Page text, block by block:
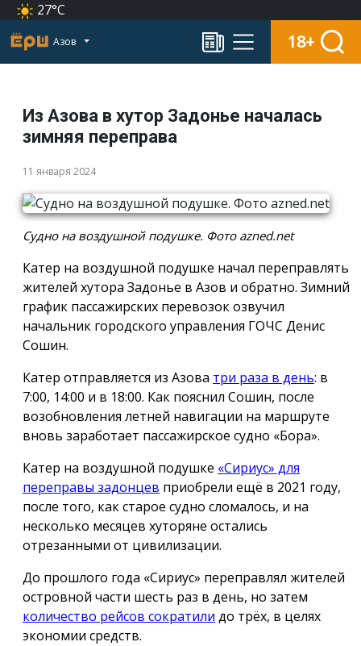
27°C
Азов 18+
Из Азова в хутор Задонье началась
зимняя переправа
11 января 2024
Судно на воздушной подушке. Фото azned.net
Катер на воздушной подушке начал переправлять
жителей хутора Задонье в Азов и обратно. Зимний
график пассажирских перевозок озвучил
начальник городского управления ГОЧС Денис
Сошин.
Катер отправляется из Азова три раза в день: в
7:00, 14:00 и в 18:00. Как пояснил Сошин, после
возобновления летней навигации на маршруте
вновь заработает пассажирское судно «Бора».
Катер на воздушной подушке «Сириус» для
переправы задонцев приобрели ещё в 2021 году,
после того, как старое судно сломалось, и на
несколько месяцев хуторяне остались
отрезанными от цивилизации.
До прошлого года «Сириус» переправлял жителей
островной части шесть раз в день, но затем
количество рейсов сократили до трёх, в целях
экономии средств.